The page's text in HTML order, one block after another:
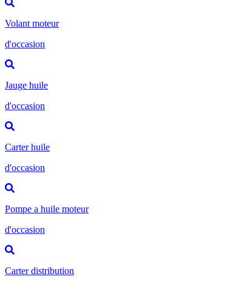
Volant moteur
d'occasion
Jauge huile
d'occasion
Carter huile
d'occasion
Pompe a huile moteur
d'occasion
Carter distribution